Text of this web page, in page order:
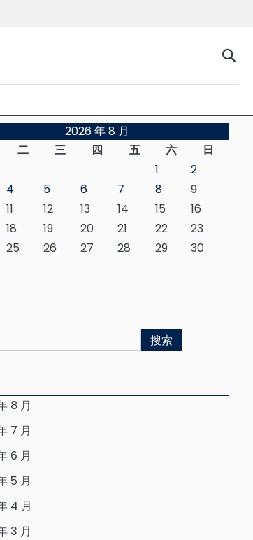
2026 年 8 月
二 三 四 五 六
日
1
2
4 5 6 7 8
9
11 12 13 14 15
16
18 19 20 21 22
23
25 26 27 28 29
30
8 月
7 月
6 月
5 月
4 月
3 月